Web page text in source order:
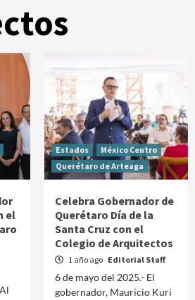
el
Estados
México Centro
Querétaro de Arteaga
Celebra Gobernador de
Querétaro Día de la
Santa Cruz con el
Colegio de Arquitectos
1 año ago Editorial Staff
6 de mayo del 2025.- El
gobernador, Mauricio Kuri